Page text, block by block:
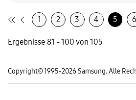
1 2 3 4 5 6
Ergebnisse 81 - 100 von 105
Copyright© 1995-2026 Samsung. Alle